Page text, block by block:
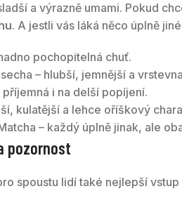
a výrazně umami. Pokud
. A jestli vás láká něco úplně
pochopitelná chuť.
– hlubší, jemnější a
i na delší popíjení.
kulatější a lehce oříškový
– každý úplně jinak, ale
pozornost
spoustu lidí také nejlepší